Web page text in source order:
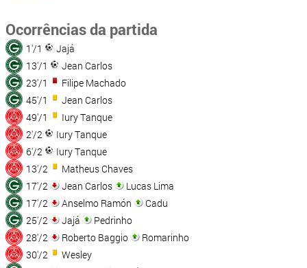
Ocorrências da partida
1'/1
Jajá
13'/1
Jean Carlos
23'/1
Filipe Machado
45'/1
Jean Carlos
49'/1
Iury Tanque
2'/2
Iury Tanque
6'/2
Iury Tanque
13'/2
Matheus Chaves
17'/2
Jean Carlos
Lucas Lima
17'/2
Anselmo Ramón
Cadu
25'/2
Jajá
Pedrinho
28'/2
Roberto Baggio
Romarinho
30'/2
Wesley